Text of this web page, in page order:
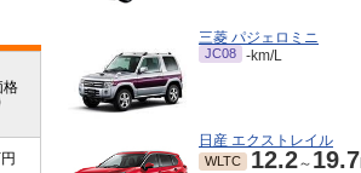
格
三菱 パジェロミニ
JC08 -km/L
日産 エクストレイル
WLTC 12.2～ 19.7